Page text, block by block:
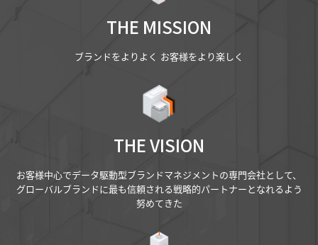
THE MISSION
ブランドをよりよく お客様をより楽しく
THE VISION
お客様中心でデータ駆動型ブランドマネジメントの専門会社として、
グローバルブランドに最も信頼される戦略的パートナーとなれるよう
努めてきた